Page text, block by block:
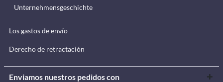
Unternehmensgeschichte
Los gastos de envío
Derecho de retractación
Enviamos nuestros pedidos con